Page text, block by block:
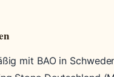
mit BAO in